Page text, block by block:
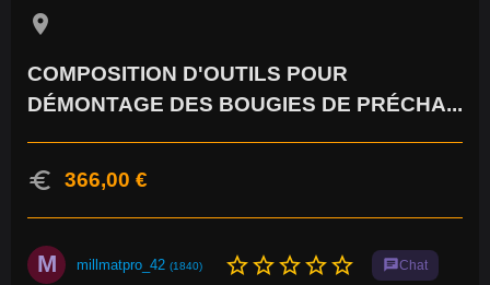
location_on
COMPOSITION D'OUTILS POUR
DÉMONTAGE DES BOUGIES DE PRÉCHA...
euro 366,00 €
M millmatpro_42 (1840) star_borderstar_borderstar_borderstar_borderstar_border chatChat